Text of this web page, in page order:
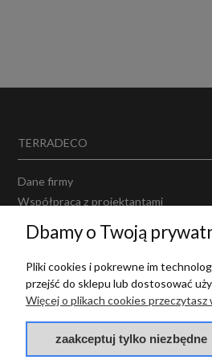
TERRADECO
Dane firmy
Współpraca z projektantami
Projektowanie wnętrz
Producenci
Dbamy o Twoją
Pliki cookies i pokrewne im
przejść do sklepu lub dostosować
Więcej o plikach cookies
zaakceptuj tylko niezbędne